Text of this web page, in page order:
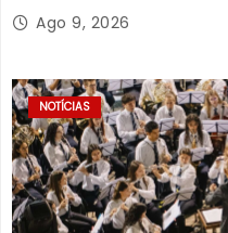
Ago 9, 2026
NOTÍCIAS